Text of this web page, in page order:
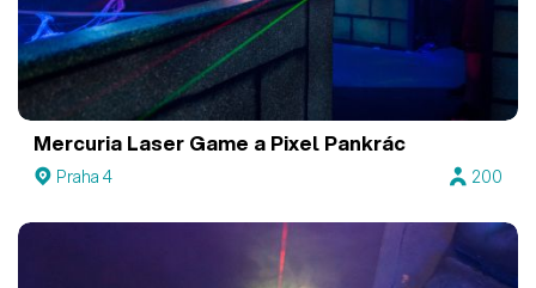
Mercuria Laser Game a Pixel Pankrác
Praha 4 200